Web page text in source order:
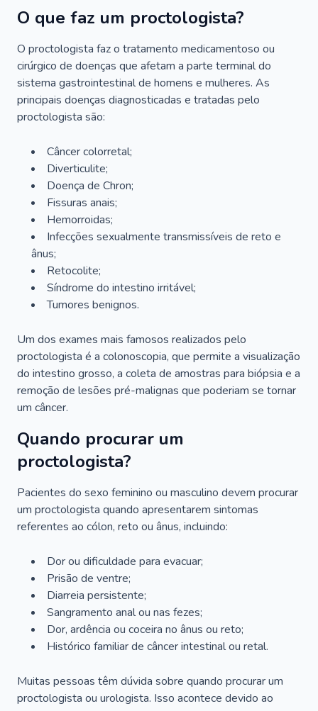
O que faz um proctologista?
O proctologista faz o tratamento medicamentoso ou
cirúrgico de doenças que afetam a parte terminal do
sistema gastrointestinal de homens e mulheres. As
principais doenças diagnosticadas e tratadas pelo
proctologista são:
Câncer colorretal;
Diverticulite;
Doença de Chron;
Fissuras anais;
Hemorroidas;
Infecções sexualmente transmissíveis de reto e
ânus;
Retocolite;
Síndrome do intestino irritável;
Tumores benignos.
Um dos exames mais famosos realizados pelo
proctologista é a colonoscopia, que permite a visualização
do intestino grosso, a coleta de amostras para biópsia e a
remoção de lesões pré-malignas que poderiam se tornar
um câncer.
Quando procurar um
proctologista?
Pacientes do sexo feminino ou masculino devem procurar
um proctologista quando apresentarem sintomas
referentes ao cólon, reto ou ânus, incluindo:
Dor ou dificuldade para evacuar;
Prisão de ventre;
Diarreia persistente;
Sangramento anal ou nas fezes;
Dor, ardência ou coceira no ânus ou reto;
Histórico familiar de câncer intestinal ou retal.
Muitas pessoas têm dúvida sobre quando procurar um
proctologista ou urologista. Isso acontece devido ao